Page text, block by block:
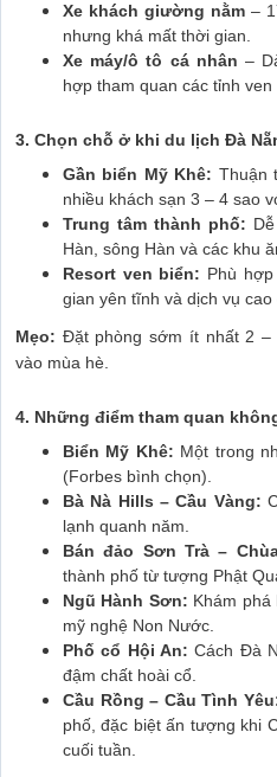
Xe khách giường nằm–
nhưng khá mất thời gian.
Xe máy/ô tô cá nhân –
hợp tham quan các tỉnh ven
3. Chọn chỗ ở khi du lịch Đà
Gần biển Mỹ Khê: Thuận
nhiều khách sạn 3 – 4 sao
Trung tâm thành phố:
Hàn, sông Hàn và các khu
Resort ven biển: Phù
gian yên tĩnh và dịch vụ cao
Mẹo: Đặt phòng sớm ít nhất 2
vào mùa hè.
4. Những điểm tham quan
Biển Mỹ Khê: Một trong
(Forbes bình chọn).
Bà Nà Hills – Cầu Vàng:
lạnh quanh năm.
Bán đảo Sơn Trà –
thành phố từ tượng Phật
Ngũ Hành Sơn: Khám phá
mỹ nghệ Non Nước.
Phố cổ Hội An: Cách Đà
đậm chất hoài cổ.
Cầu Rồng – Cầu Tình
phố, đặc biệt ấn tượng khi
cuối tuần.